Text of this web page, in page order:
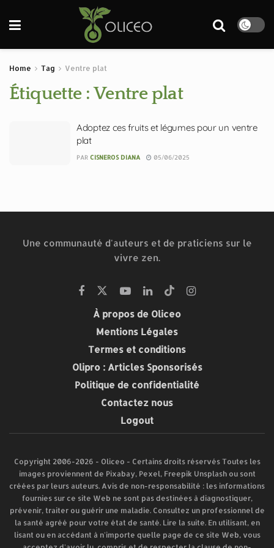
Home Tag Ventre plat
Étiquette :Ventre plat
Adoptez ces fruits et légumes pour un ventre
plat
PAR CISNEROS DIANA 05/06/2025
Une communauté d'auteurs et de praticiens sur le
vivre zen.
À propos de Oliceo
Mentions Légales
Termes et conditions
Olipro : Articles Sponsorisés
Politique de confidentialité
Contactez nous
Logout
Copyright 2006-2026 - Oliceo - Certains droits réservés Toutes les
images proviennent de Pixabay, Pexel, Freepik Unsplash ou sont
créées par leurs auteurs. Avis de non-responsabilité : les informations
fournies sur ce site Web ne sont pas destinées à diagnostiquer,
prévenir, traiter ou guérir une maladie. Consultez un professionnel de
la santé agréé pour votre état de santé. Lire la suite. En utilisant, en
lisant ou en accédant à n'importe quelle page de ce site Web, vous